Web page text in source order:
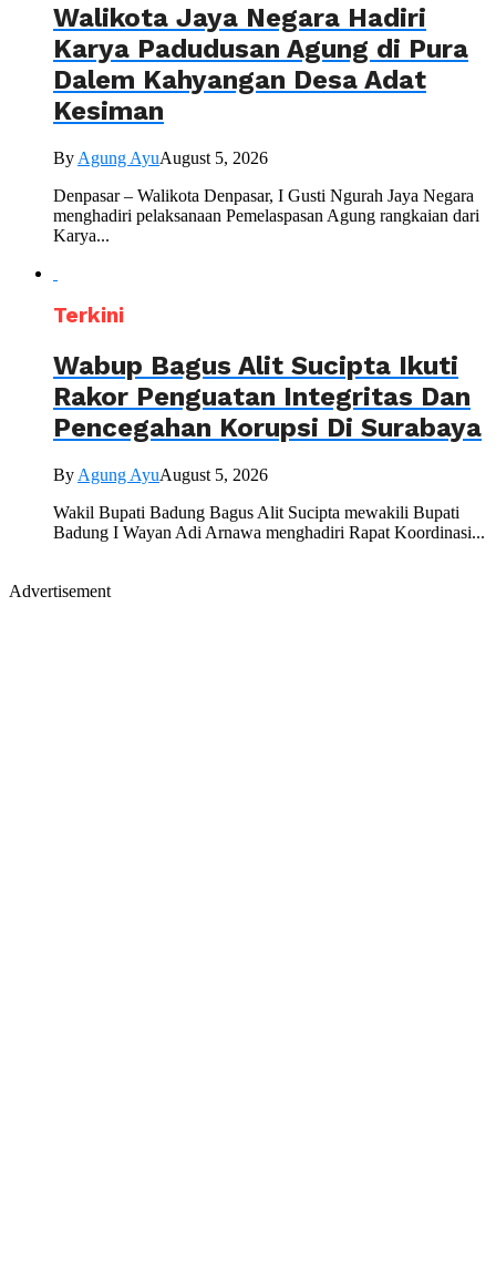
Walikota Jaya Negara Hadiri
Karya Padudusan Agung di Pura
Dalem Kahyangan Desa Adat
Kesiman
By Agung AyuAugust 5, 2026
Denpasar – Walikota Denpasar, I Gusti Ngurah Jaya Negara
menghadiri pelaksanaan Pemelaspasan Agung rangkaian dari
Karya...
Terkini
Wabup Bagus Alit Sucipta Ikuti
Rakor Penguatan Integritas Dan
Pencegahan Korupsi Di Surabaya
By Agung AyuAugust 5, 2026
Wakil Bupati Badung Bagus Alit Sucipta mewakili Bupati
Badung I Wayan Adi Arnawa menghadiri Rapat Koordinasi...
Advertisement